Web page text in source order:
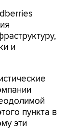
и
пункта в
эти